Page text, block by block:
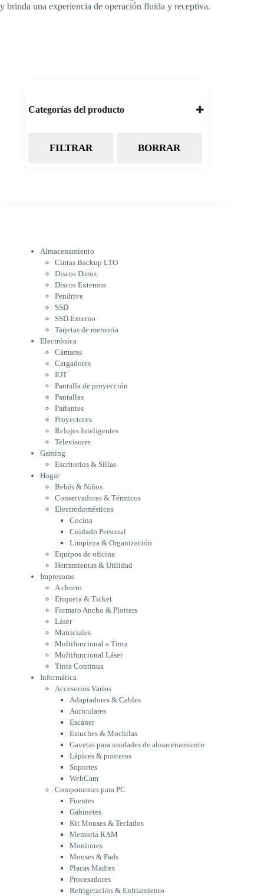
y brinda una experiencia de operación fluida y receptiva.
Categorías del producto
Almacenamiento
Cámaras
Cargadores
IOT
Pantalla de proyección
Pantallas
Parlantes
Proyectores
Relojes Inteligentes
Televisores
Gaming
Escritorios & Sillas
Hogar
Bebés & Niños
Conservadoras & Térmicos
Electrodomésticos
Cocina
Cuidado Personal
Limpieza & Organización
Equipos de oficina
Herramientas & Utilidad
Impresoras
A chorro
Etiqueta & Ticket
Formato Ancho & Plotters
Láser
Matriciales
Multifuncional a Tinta
Multifuncional Láser
Tinta Continua
Informática
Accesorios Varios
Adaptadores & Cables
Auriculares
Escáner
Estuches & Mochilas
Gavetas para unidades de
almacenamiento
Lápices & punteros
Soportes
WebCam
Componentes para PC
Fuentes
Gabinetes
Kit Mouses & Teclados
Memoria RAM
Monitores
Mouses & Pads
Placas Madres
Procesadores
Refrigeración & Enfriamiento
Tarjetas Gráficas
Teclados
Equipos NUC
Equipos OEM & Pre-Ensamblados
Licencias & Softwares
FILTRAR BORRAR
Almacenamiento
Cintas Backup LTO
Discos Duros
Discos Externos
Pendrive
SSD
SSD Externo
Tarjetas de memoria
Electrónica
Cámaras
Cargadores
IOT
Pantalla de proyección
Pantallas
Parlantes
Proyectores
Relojes Inteligentes
Televisores
Gaming
Escritorios & Sillas
Hogar
Bebés & Niños
Conservadoras & Térmicos
Electrodomésticos
Cocina
Cuidado Personal
Limpieza & Organización
Equipos de oficina
Herramientas & Utilidad
Impresoras
A chorro
Etiqueta & Ticket
Formato Ancho & Plotters
Láser
Matriciales
Multifuncional a Tinta
Multifuncional Láser
Tinta Continua
Informática
Accesorios Varios
Adaptadores & Cables
Auriculares
Escáner
Estuches & Mochilas
Gavetas para unidades de almacenamiento
Lápices & punteros
Soportes
WebCam
Componentes para PC
Fuentes
Gabinetes
Kit Mouses & Teclados
Memoria RAM
Monitores
Mouses & Pads
Placas Madres
Procesadores
Refrigeración & Enfriamiento